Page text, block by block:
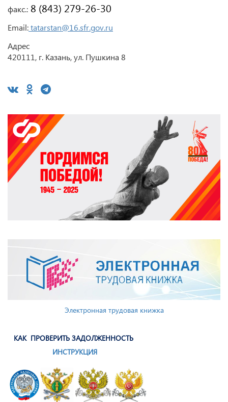
факс.: 8 (843) 279-26-30
Email:tatarstan@16.sfr.gov.ru
Адрес
420111, г. Казань, ул. Пушкина 8
Электронная трудовая книжка
КАК ПРОВЕРИТЬ ЗАДОЛЖЕННОСТЬ
ИНСТРУКЦИЯ